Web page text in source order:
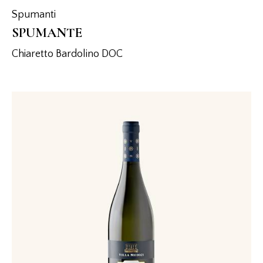
Spumanti
SPUMANTE
Chiaretto Bardolino DOC